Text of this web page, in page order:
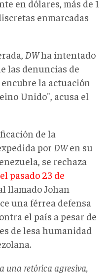
en dólares, más de 1
enmarcadas
DWha intentado
las denuncias de
la actuación
Unido", acusa el
de la
por DWen su
se rechaza
pasado 23 de
llamado Johan
una férrea defensa
el país a pesar de
de lesa humanidad
una retórica agresiva,